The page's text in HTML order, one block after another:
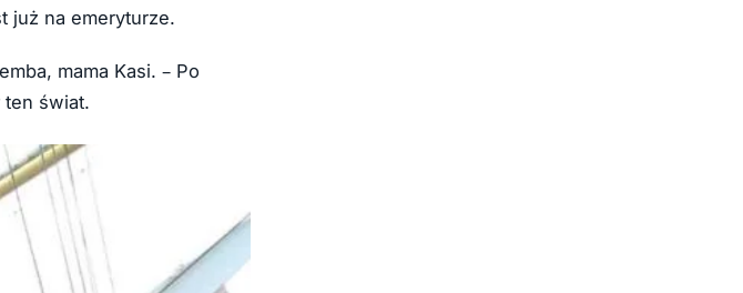
już na emeryturze.
mama Kasi. – Po
ten świat.